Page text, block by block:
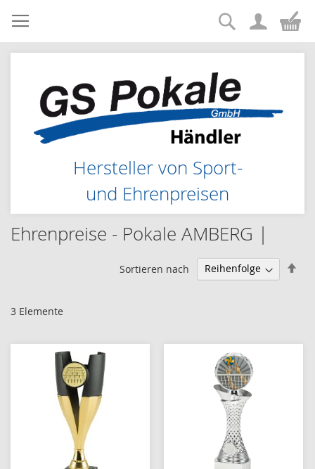
Zum
Inhalt
springen
Hersteller von Sport-
und Ehrenpreisen
Suche
Ehrenpreise - Pokale AMBERG |
3 Elemente
Sortieren nach